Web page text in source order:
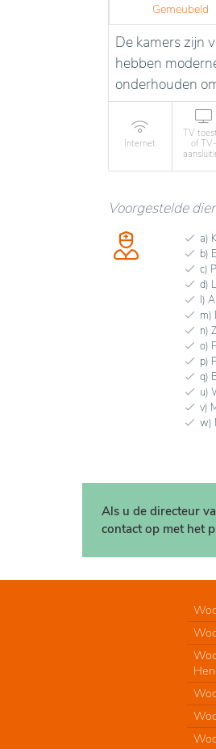
Gemeubeld
De kamers zijn
hebben
onderhouden
Internet
TV
of TV-
Voorgestelde
a)
b)
c)
d)
l)
m)
n)
o)
p)
q)
u)
v)
w)
Als u de directeur
contact op met het